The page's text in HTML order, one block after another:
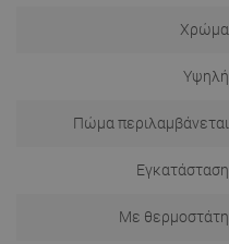
Χρώμα
Υψηλή
Πώμα περιλαμβάνεται
Εγκατάσταση
Με θερμοστάτη